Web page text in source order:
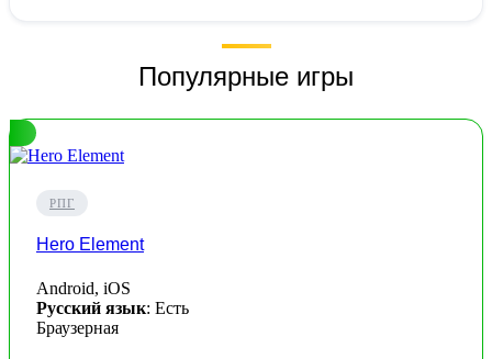
Популярные игры
РПГ
Hero Element
Android, iOS
Русский язык: Есть
Браузерная